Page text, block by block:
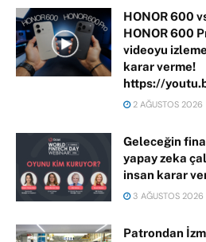
HONOR 600
HONOR 600
videoyu
karar verme!
https://
2 AĞUSTOS 2026
Geleceğin
yapay zeka
insan karar
3 AĞUSTOS 2026
Patrondan